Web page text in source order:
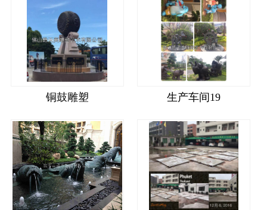
铜鼓雕塑 生产车间19